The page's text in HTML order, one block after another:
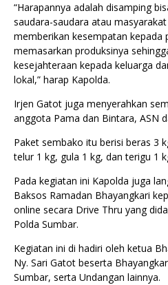
“Harapannya adalah disamping
saudara-saudara atau
memberikan kesempatan kepada
memasarkan produksinya
kesejahteraan kepada keluarga
lokal,” harap Kapolda.
Irjen Gatot juga menyerahkan
anggota Pama dan Bintara, ASN
Paket sembako itu berisi beras 3
telur 1 kg, gula 1 kg, dan terigu 1
Pada kegiatan ini Kapolda juga
Baksos Ramadan Bhayangkari
online secara Drive Thru yang
Polda Sumbar.
Kegiatan ini di hadiri oleh ketua
Ny. Sari Gatot beserta
Sumbar, serta Undangan lainnya.